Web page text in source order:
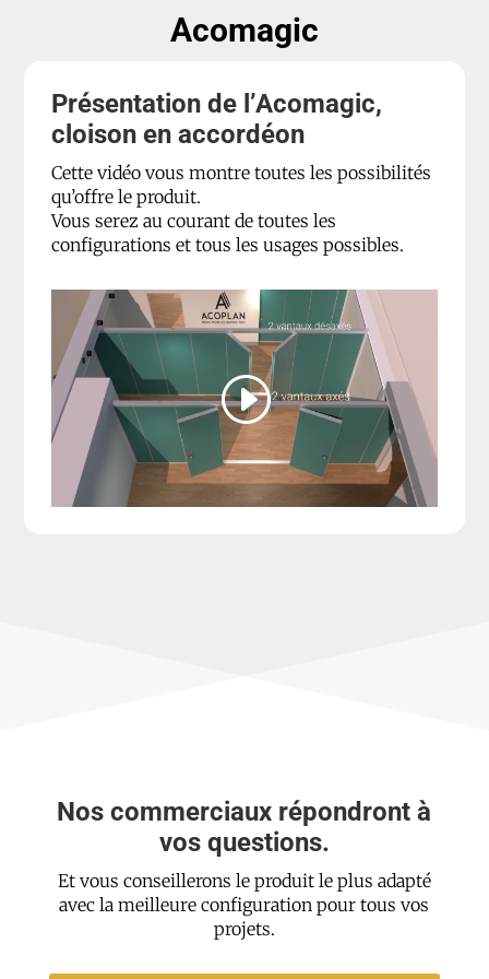
Acomagic
Présentation de l’Acomagic,
cloison en accordéon
Cette vidéo vous montre toutes les possibilités
qu’offre le produit.
Vous serez au courant de toutes les
configurations et tous les usages possibles.
Nos commerciaux répondront à
vos questions.
Et vous conseillerons le produit le plus adapté
avec la meilleure configuration pour tous vos
projets.